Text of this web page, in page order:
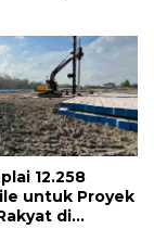
12.258
untuk Proyek
di